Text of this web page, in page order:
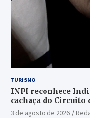
TURISMO
INPI reconhece
cachaça do Circuito
3 de agosto de 2026